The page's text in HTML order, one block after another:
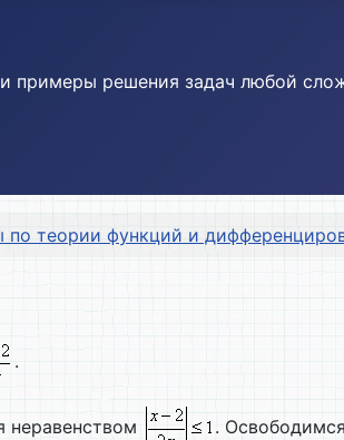
примеры решения задач любой
по теории функций и
.
неравенством .